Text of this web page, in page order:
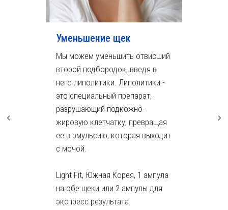
Уменьшение щек
Мы можем уменьшить отвисший
второй подбородок, введя в
него липолитики. Липолитики -
это специальный препарат,
разрушающий подкожно-
жировую клетчатку, превращая
ее в эмульсию, которая выходит
с мочой.
Light Fit, Южная Корея, 1 ампула
на обе щеки или 2 ампулы для
экспресс результата